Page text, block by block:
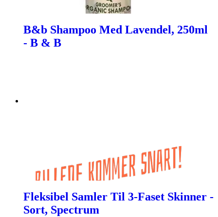
B&b Shampoo Med Lavendel, 250ml
- B & B
Fleksibel Samler Til 3-Faset Skinner -
Sort, Spectrum